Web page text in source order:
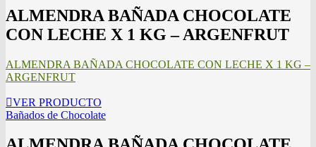
ALMENDRA BAÑADA CHOCOLATE
CON LECHE X 1 KG – ARGENFRUT
ALMENDRA BAÑADA CHOCOLATE CON LECHE X 1 KG –
ARGENFRUT
VER PRODUCTO
Bañados de Chocolate